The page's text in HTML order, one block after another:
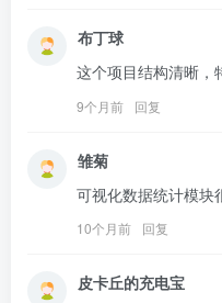
布丁球
这个项目结构清晰，
9个月前 回复
雏菊
可视化数据统计模块
10个月前 回复
皮卡丘的充电宝